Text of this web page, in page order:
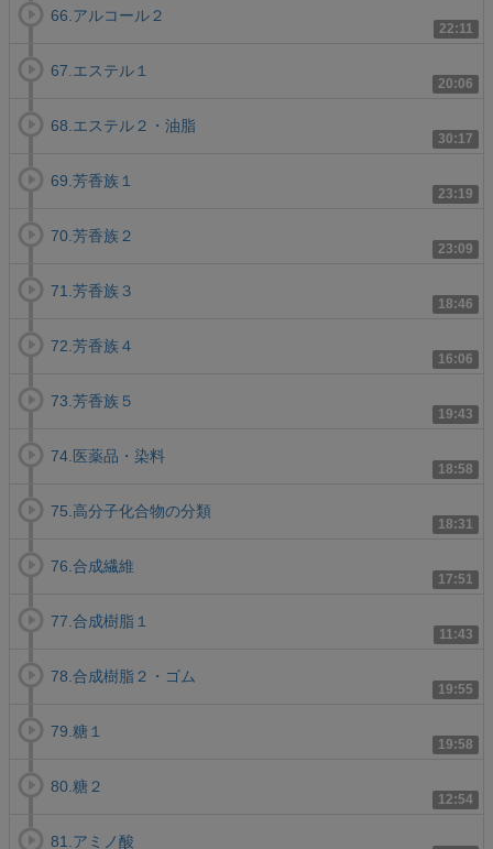
22:11
66.アルコール２
20:06
67.エステル１
30:17
68.エステル２・油脂
23:19
69.芳香族１
23:09
70.芳香族２
18:46
71.芳香族３
16:06
72.芳香族４
19:43
73.芳香族５
18:58
74.医薬品・染料
18:31
75.高分子化合物の分類
17:51
76.合成繊維
11:43
77.合成樹脂１
19:55
78.合成樹脂２・ゴム
19:58
79.糖１
12:54
80.糖２
81.アミノ酸